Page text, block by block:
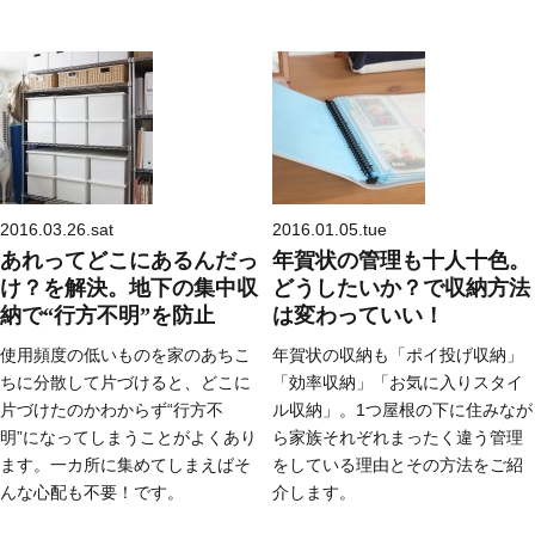
2016.03.26.sat
あれってどこにあるんだっ
け？を解決。地下の集中収
納で“行方不明”を防止
使用頻度の低いものを家のあちこ
ちに分散して片づけると、どこに
片づけたのかわからず“行方不
明”になってしまうことがよくあり
ます。一カ所に集めてしまえばそ
んな心配も不要！です。
2016.01.05.tue
年賀状の管理も十人十色。
どうしたいか？で収納方法
は変わっていい！
年賀状の収納も「ポイ投げ収納」
「効率収納」「お気に入りスタイ
ル収納」。1つ屋根の下に住みなが
ら家族それぞれまったく違う管理
をしている理由とその方法をご紹
介します。